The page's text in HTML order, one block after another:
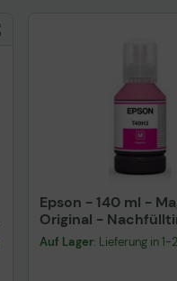
Epson - 140 ml -
Original -
T49H
Auf Lager: Lieferung in